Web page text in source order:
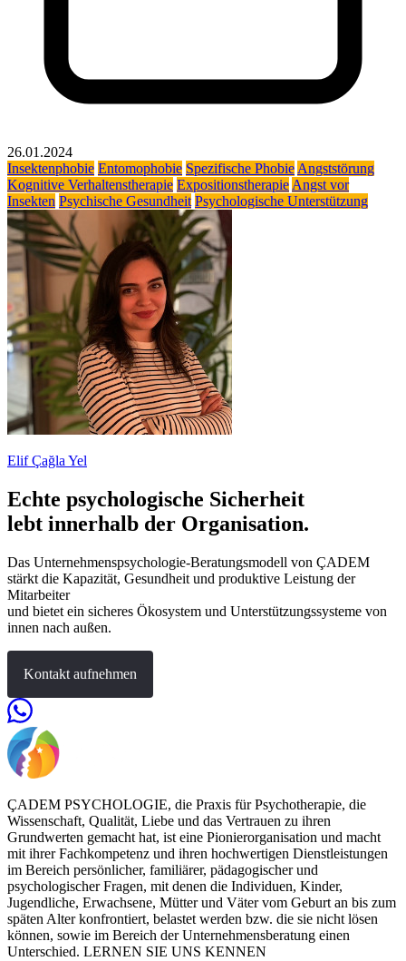
26.01.2024
Insektenphobie Entomophobie Spezifische Phobie Angststörung
Kognitive Verhaltenstherapie Expositionstherapie Angst vor
Insekten Psychische Gesundheit Psychologische Unterstützung
Elif Çağla Yel
Echte psychologische Sicherheit
lebt innerhalb der Organisation.
Das Unternehmenspsychologie-Beratungsmodell von ÇADEM
stärkt die Kapazität, Gesundheit und produktive Leistung der
Mitarbeiter
und bietet ein sicheres Ökosystem und Unterstützungssysteme von
innen nach außen.
Kontakt aufnehmen
ÇADEM PSYCHOLOGIE, die Praxis für Psychotherapie, die
Wissenschaft, Qualität, Liebe und das Vertrauen zu ihren
Grundwerten gemacht hat, ist eine Pionierorganisation und macht
mit ihrer Fachkompetenz und ihren hochwertigen Dienstleistungen
im Bereich persönlicher, familiärer, pädagogischer und
psychologischer Fragen, mit denen die Individuen, Kinder,
Jugendliche, Erwachsene, Mütter und Väter vom Geburt an bis zum
späten Alter konfrontiert, belastet werden bzw. die sie nicht lösen
können, sowie im Bereich der Unternehmensberatung einen
Unterschied. LERNEN SIE UNS KENNEN